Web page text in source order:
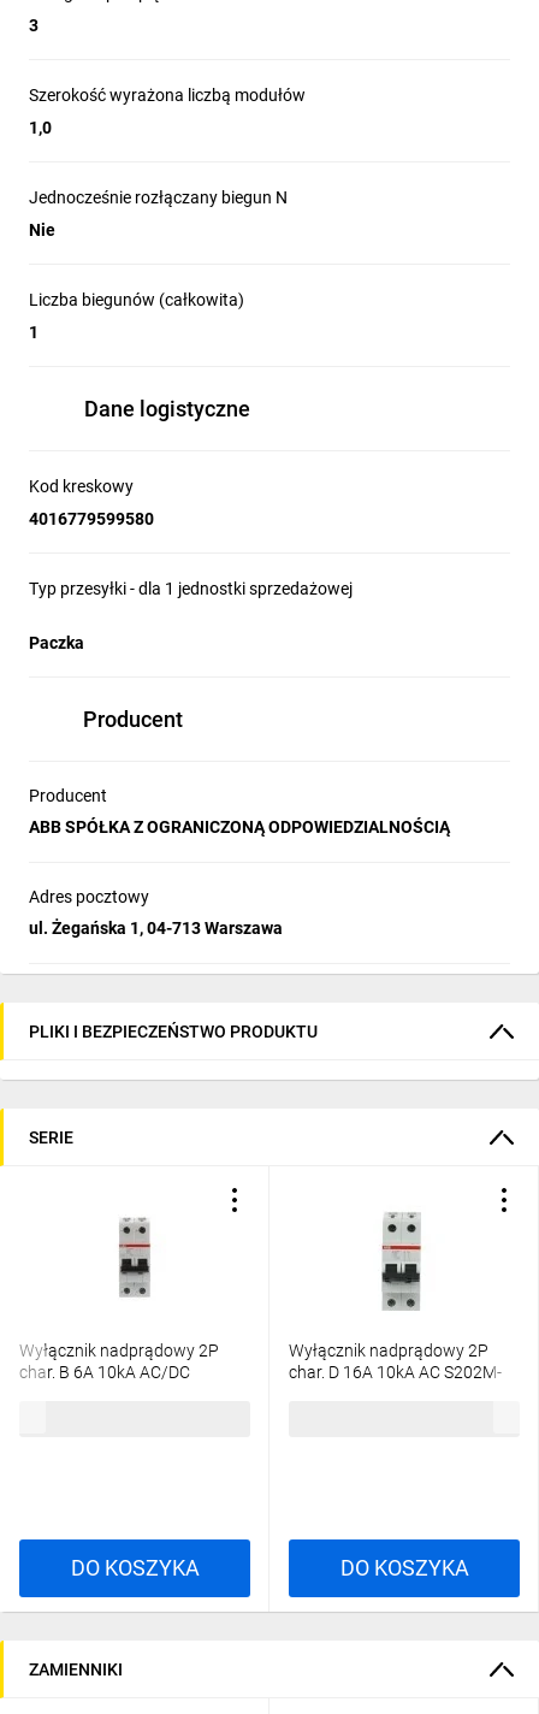
3
Szerokość wyrażona liczbą modułów
1,0
Jednocześnie rozłączany biegun N
Nie
Liczba biegunów (całkowita)
1
Dane logistyczne
Kod kreskowy
4016779599580
Typ przesyłki - dla 1 jednostki sprzedażowej
Paczka
Producent
Producent
ABB SPÓŁKA Z OGRANICZONĄ ODPOWIEDZIALNOŚCIĄ
Adres pocztowy
ul. Żegańska 1, 04-713 Warszawa
PLIKI I BEZPIECZEŃSTWO PRODUKTU
SERIE
Wyłącznik nadprądowy 2P
char. B 6A 10kA AC/DC
DO KOSZYKA
Wyłącznik nadprądowy 2P
char. D 16A 10kA AC S202M-
DO KOSZYKA
ZAMIENNIKI